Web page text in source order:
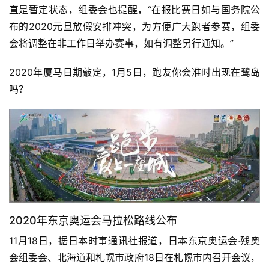
比
观
察
装
备
训
练
直是暂定状态，组委会也提醒，“在报比赛日如与国务院公
布的2020元旦放假安排冲突，为方便广大跑者参赛，组委
会将调整在非工作日举办赛事，如有调整另行通知。”
2020年厦马日期敲定，1月5日，跑友你会准时出现在鹭岛
吗？
2020年东京奥运会马拉松路线公布
11月18日，据日本时事通讯社报道，日本东京奥运会·残奥
会组委会、北海道和札幌市政府18日在札幌市内召开会议，